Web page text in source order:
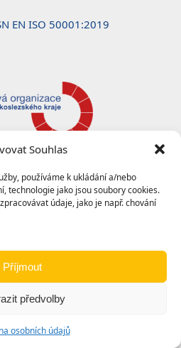
Souhlas
používáme k ukládání a/nebo
technologie jako jsou soubory cookies.
údaje, jako je např. chování
Příjmout
předvolby
osobních údajů
EN ISO 50001:2019
škola, Krnov| Ochrana